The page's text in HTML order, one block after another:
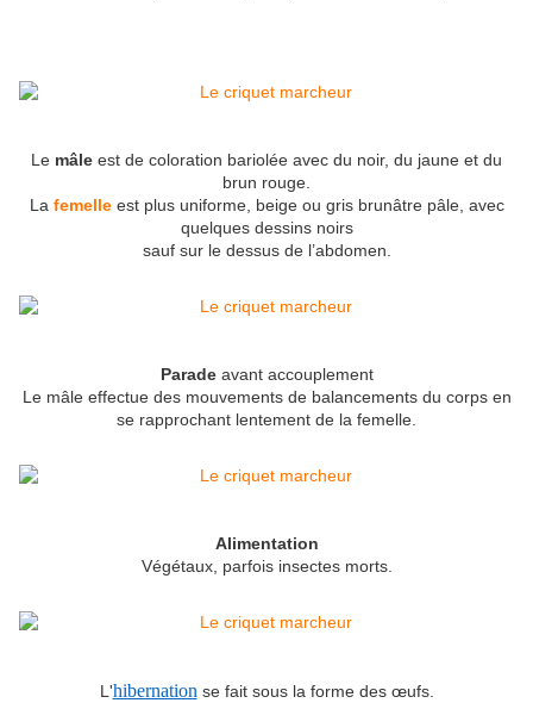
Le mâle est de coloration bariolée avec du noir, du jaune et du
brun rouge.
La femelle est plus uniforme, beige ou gris brunâtre pâle, avec
quelques dessins noirs
sauf sur le dessus de l’abdomen.
Parade avant accouplement
Le mâle effectue des mouvements de balancements du corps en
se rapprochant lentement de la femelle.
Alimentation
Végétaux, parfois insectes morts.
L'hibernation se fait sous la forme des œufs.